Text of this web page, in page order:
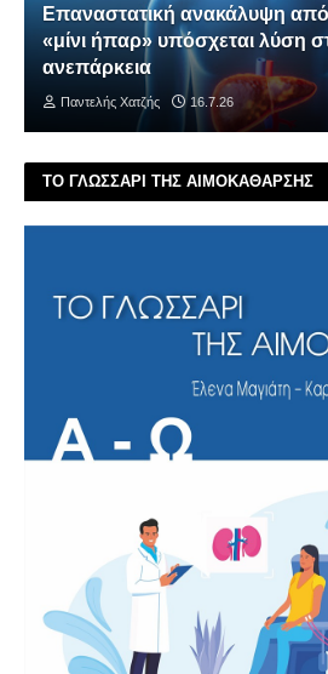
Επαναστατική ανακάλυψη από
«μίνι ήπαρ» υπόσχεται λύση
ανεπάρκεια
Παντελής Χατζής 16.7.26
ΤΟ ΓΛΩΣΣΑΡΙ ΤΗΣ ΑΙΜΟΚΑΘΑΡΣΗΣ